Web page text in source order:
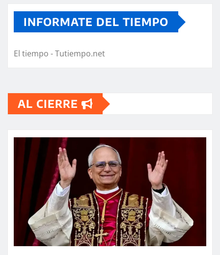
INFORMATE DEL TIEMPO
El tiempo - Tutiempo.net
AL CIERRE